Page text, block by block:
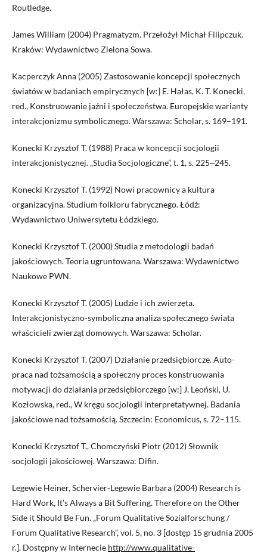
Routledge.
James William (2004) Pragmatyzm. Przełożył Michał Filipczuk.
Kraków: Wydawnictwo Zielona Sowa.
Kacperczyk Anna (2005) Zastosowanie koncepcji społecznych
światów w badaniach empirycznych [w:] E. Hałas, K. T. Konecki,
red., Konstruowanie jaźni i społeczeństwa. Europejskie warianty
interakcjonizmu symbolicznego. Warszawa: Scholar, s. 169–191.
Konecki Krzysztof T. (1988) Praca w koncepcji socjologii
interakcjonistycznej. „Studia Socjologiczne”, t. 1, s. 225‒245.
Konecki Krzysztof T. (1992) Nowi pracownicy a kultura
organizacyjna. Studium folkloru fabrycznego. Łódź:
Wydawnictwo Uniwersytetu Łódzkiego.
Konecki Krzysztof T. (2000) Studia z metodologii badań
jakościowych. Teoria ugruntowana. Warszawa: Wydawnictwo
Naukowe PWN.
Konecki Krzysztof T. (2005) Ludzie i ich zwierzęta.
Interakcjonistyczno-symboliczna analiza społecznego świata
właścicieli zwierząt domowych. Warszawa: Scholar.
Konecki Krzysztof T. (2007) Działanie przedsiębiorcze. Auto-
praca nad tożsamością a społeczny proces konstruowania
motywacji do działania przedsiębiorczego [w:] J. Leoński, U.
Kozłowska, red., W kręgu socjologii interpretatywnej. Badania
jakościowe nad tożsamością. Szczecin: Economicus, s. 72–115.
Konecki Krzysztof T., Chomczyński Piotr (2012) Słownik
socjologii jakościowej. Warszawa: Difin.
Legewie Heiner, Schervier-Legewie Barbara (2004) Research is
Hard Work, It’s Always a Bit Suffering. Therefore on the Other
Side it Should Be Fun. „Forum Qualitative Sozialforschung /
Forum Qualitative Research”, vol. 5, no. 3 [dostęp 15 grudnia 2005
r.]. Dostępny w Internecie http://www.qualitative-